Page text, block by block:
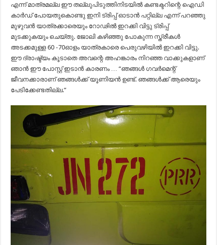
എന്ന് മാത്രമല്ല ഈ തല്ലുപിടുത്തിനിടയിൽ കണ്ടക്ടറിന്റെ ഐഡി
കാർഡ് പോയതുകൊണ്ടു ഇനി ട്രിപ്പ് ഓടാൻ പറ്റില്ല എന്ന് പറഞ്ഞു
മുഴുവൻ യാത്രക്കാരെയും റോഢിൽ ഇറക്കി വിട്ടു ട്രിപ്പ്
മുടക്കുകയും ചെയ്തു. ജോലി കഴിഞ്ഞു പോകുന്ന സ്ത്രീകൾ
അടക്കമുള്ള 60 -70ഓളം യാത്രകാരെ പെരുവഴിയിൽ ഇറക്കി വിട്ടു.
ഈ ദ്രാഷ്ട്യം കൂടാതെ അവന്റെ അഹങ്കാരം നിറഞ്ഞ വാക്കുകളാണ്
ഞാൻ ഈ പോസ്റ്റ് ഇടാൻ കാരണം … “ഞങ്ങൾ ഗവർമെന്റ്
ജീവനക്കാരാണ് ഞങ്ങൾക്ക് യൂണിയൻ ഉണ്ട്. ഞങ്ങൾക്ക് ആരെയും
പേടിക്കേണ്ടതില്ല.”